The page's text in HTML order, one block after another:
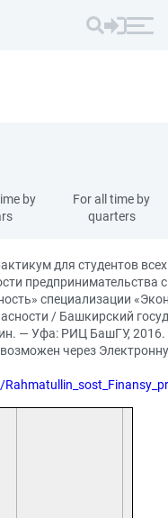
by
For all time by
quarters
для студентов
предпринимательства
специализации
/ Башкирский
— Уфа: РИЦ БашГУ,
через